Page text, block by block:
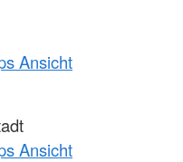
Ansicht
Ansicht